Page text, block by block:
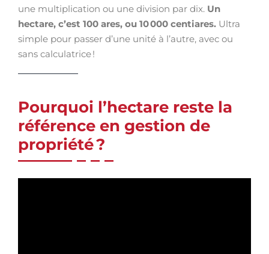
une multiplication ou une division par dix. Un
hectare, c’est 100 ares, ou 10 000 centiares. Ultra
simple pour passer d’une unité à l’autre, avec ou
sans calculatrice !
Pourquoi l’hectare reste la
référence en gestion de
propriété ?